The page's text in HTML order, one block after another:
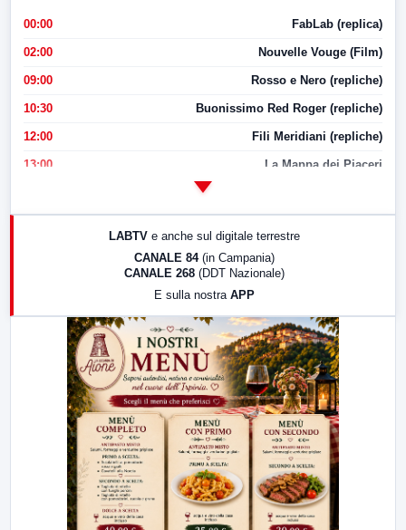
00:00 FabLab (replica)
02:00 Nouvelle Vouge (Film)
09:00 Rosso e Nero (repliche)
10:30 Buonissimo Red Roger (repliche)
12:00 Fili Meridiani (repliche)
13:00 La Mappa dei Piaceri
LabNews (replica)
LABTV e anche sul digitale terrestre
CANALE 84 (in Campania)
CANALE 268 (DDT Nazionale)
E sulla nostra APP